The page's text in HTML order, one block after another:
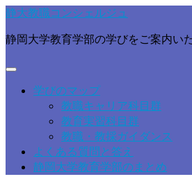
静大教職コンシェルジュ
静岡大学教育学部の学びをご案内い
学びのマップ
教職キャリア科目群
教育実習科目群
教職・教採ガイダンス
よくある質問と答え
静岡大学教育学部のまとめ